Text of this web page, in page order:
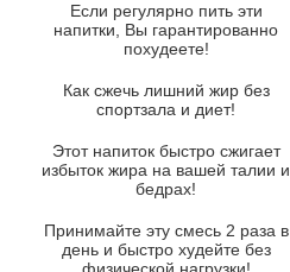
Парижский луковый суп
Суп из спаржи и горошка с
Суп-крем из цветной капусты
Французский луковый суп
Суп из баклажанов с моцареллой
Грибной крем-суп с кростини с
козьим сыром
Если регулярно пить эти
напитки, Вы гарантированно
похудеете!
Как сжечь лишний жир без
спортзала и диет!
Этот напиток быстро сжигает
избыток жира на вашей талии и
бедрах!
Принимайте эту смесь 2 раза в
день и быстро худейте без